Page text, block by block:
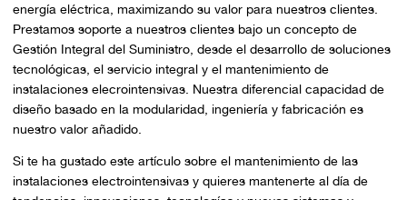
energía eléctrica, maximizando su valor para nuestros clientes.
Prestamos soporte a nuestros clientes bajo un concepto de
Gestión Integral del Suministro, desde el desarrollo de soluciones
tecnológicas, el servicio integral y el mantenimiento de
instalaciones elecrointensivas. Nuestra diferencial capacidad de
diseño basado en la modularidad, ingeniería y fabricación es
nuestro valor añadido.
Si te ha gustado este artículo sobre el mantenimiento de las
instalaciones electrointensivas y quieres mantenerte al día de